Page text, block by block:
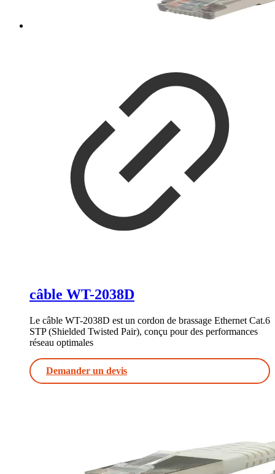
câble WT-2038D
Le câble WT-2038D est un cordon de brassage Ethernet Cat.6
STP (Shielded Twisted Pair), conçu pour des performances
réseau optimales
Demander un devis